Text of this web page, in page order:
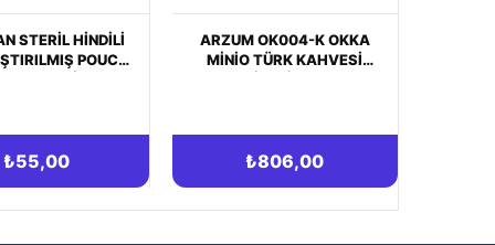
20 Kasım 4:00
HEPSİBURADA MAĞAZAMIZ
AÇILDI. AÇILIŞA ÖZEL İNDİRİM
OK004-K OKKA
TÜRK KAHVESI
₺806,00
DOLAR DENEME ÜRÜNÜ
₺46,06